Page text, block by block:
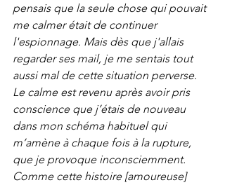
pensais que la seule chose qui pouvait
me calmer était de continuer
l'espionnage. Mais dès que j'allais
regarder ses mail, je me sentais tout
aussi mal de cette situation perverse.
Le calme est revenu après avoir pris
conscience que j’étais de nouveau
dans mon schéma habituel qui
m’amène à chaque fois à la rupture,
que je provoque inconsciemment.
Comme cette histoire [amoureuse]